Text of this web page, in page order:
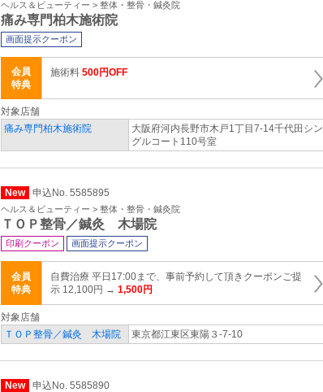
ヘルス＆ビューティー > 整体・整骨・鍼灸院
痛み専門柏木施術院
画面提示クーポン
会員
特典
施術料 500円OFF
対象店舗
痛み専門柏木施術院
大阪府河内長野市木戸1丁目7-14千代田シン
グルコート110号室
New 申込No. 5585895
ヘルス＆ビューティー > 整体・整骨・鍼灸院
ＴＯＰ整骨／鍼灸 木場院
印刷クーポン 画面提示クーポン
会員
特典
自費治療 平日17:00まで、事前予約して頂きクーポンご提
示 12,100円 → 1,500円
対象店舗
ＴＯＰ整骨／鍼灸 木場院
東京都江東区東陽３-7-10
New 申込No. 5585890